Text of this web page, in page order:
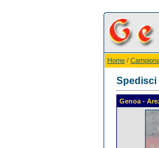
Home /
Spedisci
Genoa -